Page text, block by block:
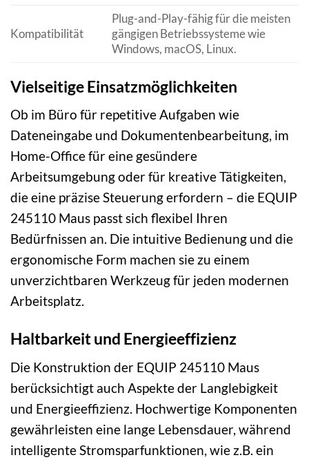
Kompatibilität
Plug-and-Play-fähig für die meisten
gängigen Betriebssysteme wie
Windows, macOS, Linux.
Vielseitige Einsatzmöglichkeiten
Ob im Büro für repetitive Aufgaben wie
Dateneingabe und Dokumentenbearbeitung, im
Home-Office für eine gesündere
Arbeitsumgebung oder für kreative Tätigkeiten,
die eine präzise Steuerung erfordern – die EQUIP
245110 Maus passt sich flexibel Ihren
Bedürfnissen an. Die intuitive Bedienung und die
ergonomische Form machen sie zu einem
unverzichtbaren Werkzeug für jeden modernen
Arbeitsplatz.
Haltbarkeit und Energieeffizienz
Die Konstruktion der EQUIP 245110 Maus
berücksichtigt auch Aspekte der Langlebigkeit
und Energieeffizienz. Hochwertige Komponenten
gewährleisten eine lange Lebensdauer, während
intelligente Stromsparfunktionen, wie z.B. ein